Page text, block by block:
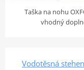
Taška na nohu
vhodný
Vodotěsná